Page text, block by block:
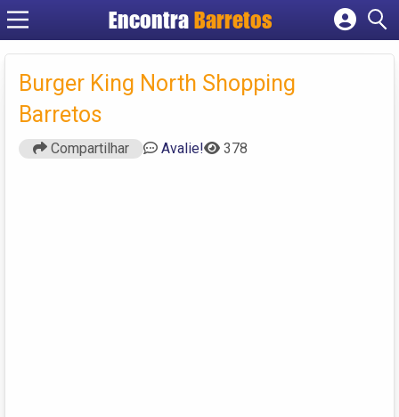
Encontra Barretos
Cadastrar empresa
Criar conta
Burger King North Shopping
Barretos
Compartilhar Avalie! 378